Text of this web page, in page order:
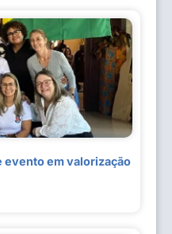
evento em valorização